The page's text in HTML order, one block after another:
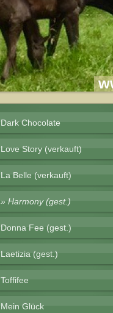
Dark Chocolate
Love Story (verkauft)
La Belle (verkauft)
Harmony (gest.)
Donna Fee (gest.)
Laetizia (gest.)
Toffifee
Mein Glück